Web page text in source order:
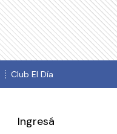
Club El Día
Ingresá